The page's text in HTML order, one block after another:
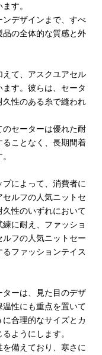
す。
デザインまで、すべ
の全体的な質感と外
て、アスクユアセル
す。彼らは、セータ
性のある糸で縫われ
セーターは優れた耐
ことなく、長期間着
によって、消費者に
セルフの人気ニットセ
性のいずれにおいて
に耐え、ファッショ
フの人気ニットセー
ファッションテイス
ーは、見た目のデザ
性にも重点を置いて
合理的なサイズとカ
ようにします。
備えており、寒さに